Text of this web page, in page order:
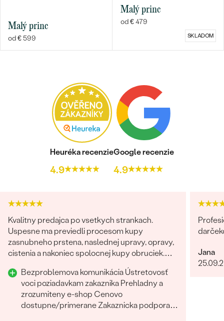
Malý princ
od € 599
Malý princ
od € 479
SKLADOM
Heuréka recenzie
4.9
Google recenzie
4.9
Kvalitny predajca po vsetkych strankach.
Uspesne ma previedli procesom kupy
zasnubneho prstena, naslednej upravy, opravy,
cistenia a nakoniec spolocnej kupy obruciek.
Bezproblemova komunikácia Ústretovosť
voci poziadavkam zakaznika Prehladny a
zrozumiteny e-shop Cenovo
dostupne/primerane Zakaznicka podpora
Jana